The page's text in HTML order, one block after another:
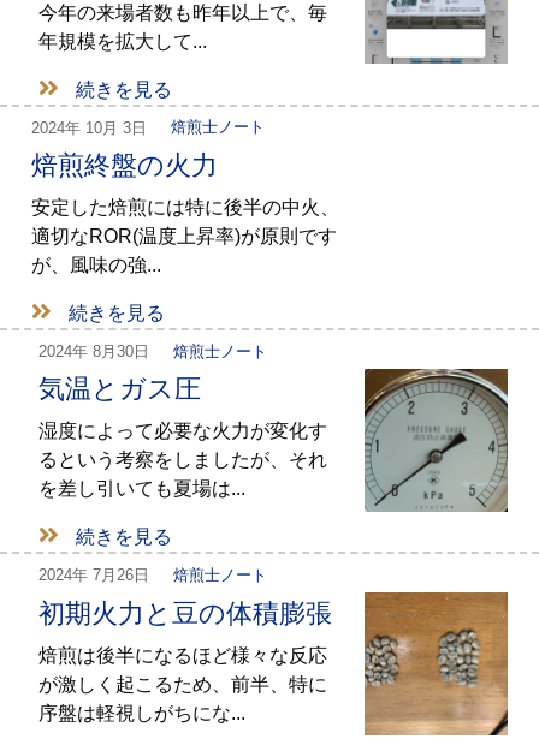
今年の来場者数も昨年以上で、毎
年規模を拡大して...
続きを見る
2024年 10月 3日 焙煎士ノート
焙煎終盤の火力
安定した焙煎には特に後半の中火、
適切なROR(温度上昇率)が原則です
が、風味の強...
続きを見る
2024年 8月30日 焙煎士ノート
気温とガス圧
湿度によって必要な火力が変化す
るという考察をしましたが、それ
を差し引いても夏場は...
続きを見る
2024年 7月26日 焙煎士ノート
初期火力と豆の体積膨張
焙煎は後半になるほど様々な反応
が激しく起こるため、前半、特に
序盤は軽視しがちにな...